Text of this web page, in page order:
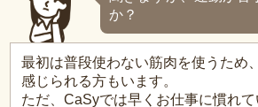
か？
最初は普段使わない筋肉を使うため
感じられる方もいます。
ただ、CaSyでは早くお仕事に慣れ